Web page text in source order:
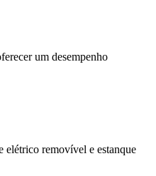
um desempenho
elétrico removível e estanque